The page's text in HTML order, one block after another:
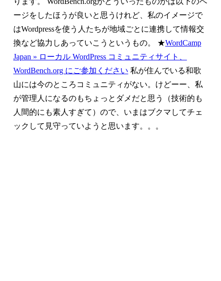
ージをしたほうが良いと思うけれど、私のイメージで
はWordpressを使う人たちが地域ごとに連携して情報交
換など協力しあっていこうというもの。 ★WordCamp
Japan » ローカル WordPress コミュニティサイト、
WordBench.org にご参加ください 私が住んでいる和歌
山には今のところコミュニティがない。けどーー、私
が管理人になるのもちょっとダメだと思う（技術的も
人間的にも素人すぎて）ので、いまはブクマしてチェ
ックして見守っていようと思います。。。